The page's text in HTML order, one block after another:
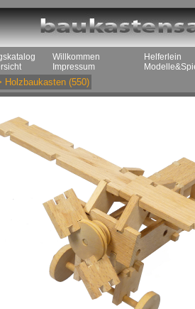
Willkommen
Impressum
Helferlein
Holzbaukasten (550)